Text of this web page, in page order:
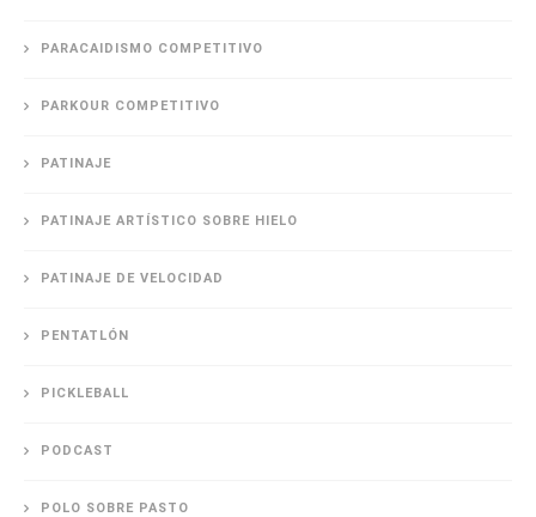
PARACAIDISMO COMPETITIVO
PARKOUR COMPETITIVO
PATINAJE
PATINAJE ARTÍSTICO SOBRE HIELO
PATINAJE DE VELOCIDAD
PENTATLÓN
PICKLEBALL
PODCAST
POLO SOBRE PASTO